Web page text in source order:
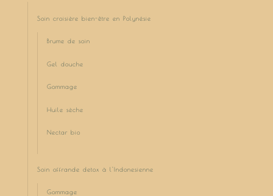
Soin croisière bien-être en Polynésie
Brume de soin
Gel douche
Gommage
Huile sèche
Nectar bio
Soin offrande detox à l'Indonesienne
Gommage